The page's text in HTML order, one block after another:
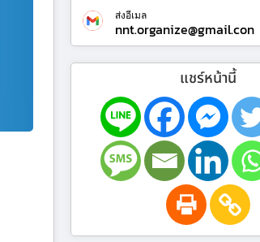
ส่งอีเมล
nnt.organize@gmail.con
แชร์หน้านี้